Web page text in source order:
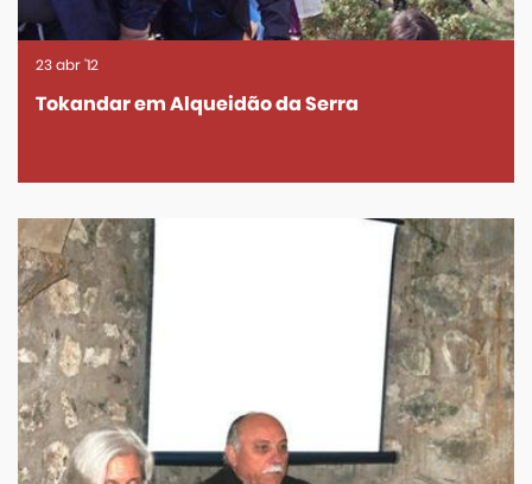
Tokandar em Alqueidão da Serra
23abr'12